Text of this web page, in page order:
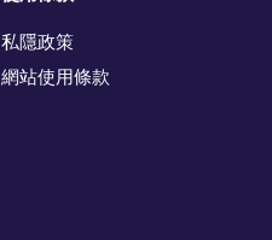
私隱政策
網站使用條款